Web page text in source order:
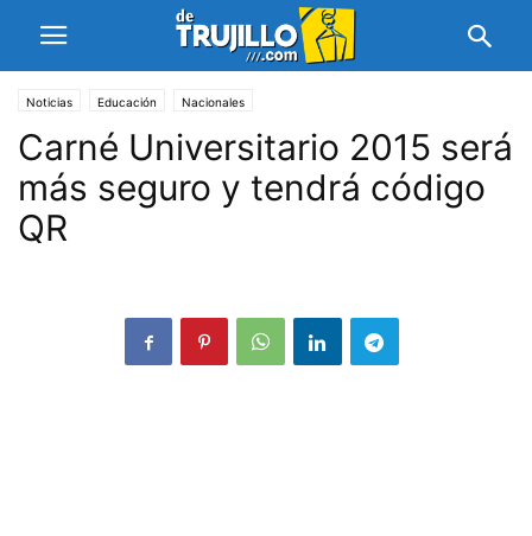
Noticias Educación Nacionales
Carné Universitario 2015 será
más seguro y tendrá código
QR